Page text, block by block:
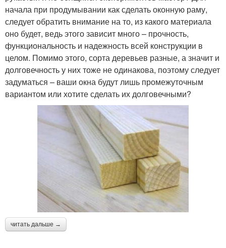
начала при продумывании как сделать оконную раму,
следует обратить внимание на то, из какого материала
оно будет, ведь этого зависит много – прочность,
функциональность и надежность всей конструкции в
целом. Помимо этого, сорта деревьев разные, а значит и
долговечность у них тоже не одинакова, поэтому следует
задуматься – ваши окна будут лишь промежуточным
вариантом или хотите сделать их долговечными?
читать дальше →